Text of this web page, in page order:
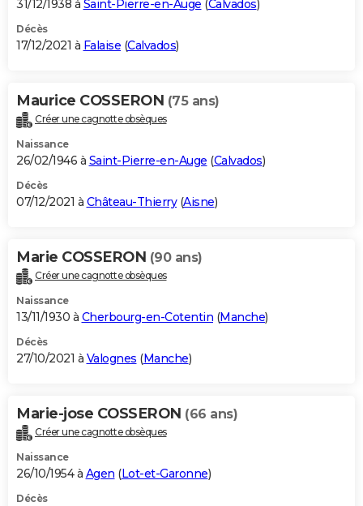
31/12/1938 à Saint-Pierre-en-Auge (Calvados)
Décès
17/12/2021 à Falaise (Calvados)
Maurice COSSERON (75 ans)
Créer une cagnotte obsèques
Naissance
26/02/1946 à Saint-Pierre-en-Auge (Calvados)
Décès
07/12/2021 à Château-Thierry(Aisne)
Marie COSSERON (90 ans)
Créer une cagnotte obsèques
Naissance
13/11/1930 à Cherbourg-en-Cotentin (Manche)
Décès
27/10/2021 à Valognes (Manche)
Marie-jose COSSERON (66 ans)
Créer une cagnotte obsèques
Naissance
26/10/1954 à Agen (Lot-et-Garonne)
Décès